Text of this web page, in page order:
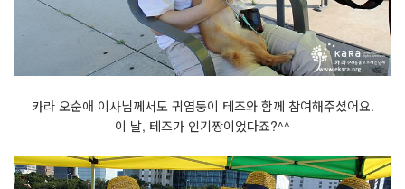
카라 오순애 이사님께서도 귀염둥이 테즈와 함께 참여해주셨어요.
이 날, 테즈가 인기짱이었다죠?^^